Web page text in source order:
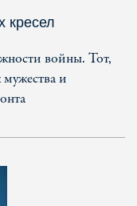
кресел
войны. Тот,
и